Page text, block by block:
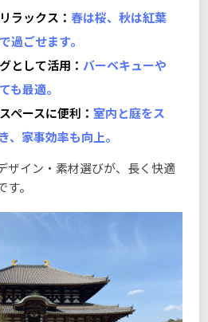
ラックス： 春は桜、秋は紅葉
過ごせます。
として活用： バーベキューや
も最適。
ペースに便利： 室内と庭をス
、家事効率も向上。
ザイン・素材選びが、長く快適
。